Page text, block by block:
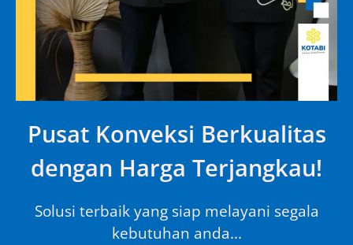
Pusat Konveksi Berkualitas
dengan Harga Terjangkau!
Solusi terbaik yang siap melayani segala
kebutuhan anda...